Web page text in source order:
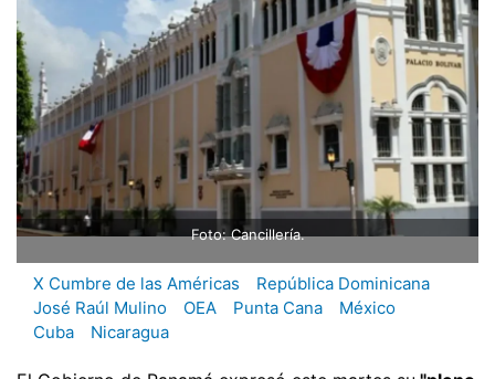
Foto: Cancillería.
X Cumbre de las Américas
República Dominicana
José Raúl Mulino
OEA Punta Cana
México
Cuba
Nicaragua